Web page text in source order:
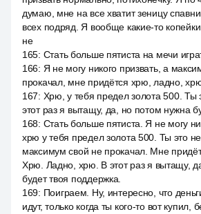
думаю, мне на все хватит зеницу
всех подряд. Я вообще какие-то
не
165: Стать больше пятиста на мечи
166: Я не могу никого призвать, а
прокачал, мне придётся хрю, ладно,
167: Хрю, у тебя предел золота 500. Ты
этот раз я вытащу, да, но потом нужна
168: Стать больше пятиста. Я не могу
хрю у тебя предел золота 500. Ты это
максимум свой не прокачал. Мне
Хрю. Ладно, хрю. В этот раз я вытащу,
будет твоя поддержка.
169: Поиграем. Ну, интересно, что
идут, только когда ты кого-то вот купил,